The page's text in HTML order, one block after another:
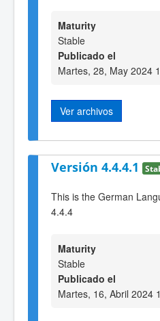
Maturity
Stable
Publicado el
Martes, 28, May 2024
Ver archivos
Versión 4.4.4.1
This is the German
4.4.4
Maturity
Stable
Publicado el
Martes, 16, Abril 2024